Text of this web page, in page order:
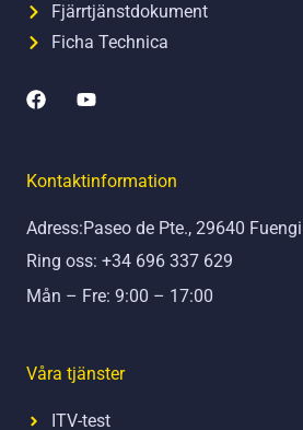
Fjärrtjänstdokument
Ficha Technica
F
a
b
o
k
Y
u
b
Kontaktinformation
Adress:Paseo de Pte., 29640
Ring oss: +34 696 337 629
Mån – Fre: 9:00 – 17:00
Våra tjänster
ITV-test